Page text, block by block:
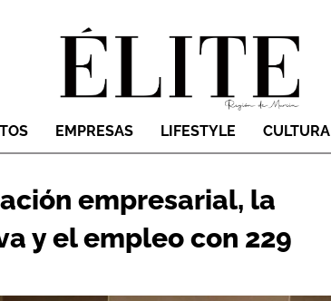
EMPRESAS LIFESTYLE CULTURA
empresarial, la
y el empleo con 229